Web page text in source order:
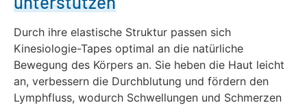
Durch ihre elastische Struktur passen sich
Kinesiologie-Tapes optimal an die natürliche
Bewegung des Körpers an. Sie heben die Haut leicht
an, verbessern die Durchblutung und fördern den
Lymphfluss, wodurch Schwellungen und Schmerzen